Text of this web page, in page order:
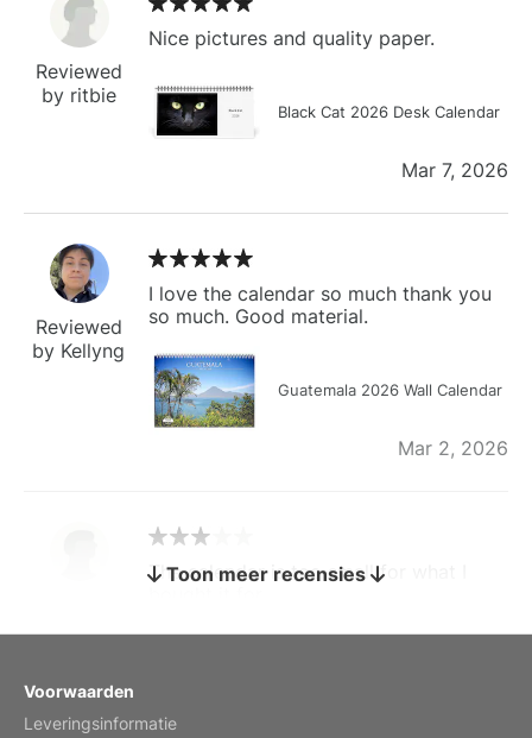
Reviewed
by ritbie
Nice pictures and quality paper.
Black Cat 2026 Desk Calendar
Mar 7, 2026
Reviewed
by Kellyng
I love the calendar so much thank you
so much. Good material.
Guatemala 2026 Wall Calendar
Mar 2, 2026
by charles
The calendar is too small for what I
Toon meer recensies
Voorwaarden
Leveringsinformatie